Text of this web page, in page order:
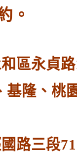
。
區永貞
基隆、桃
路三段